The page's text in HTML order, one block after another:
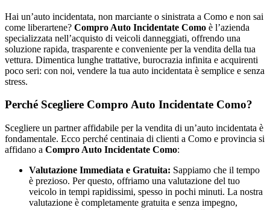
Hai un’auto incidentata, non marciante o sinistrata a Como e non sai
come liberartene? Compro Auto Incidentate Como è l’azienda
specializzata nell’acquisto di veicoli danneggiati, offrendo una
soluzione rapida, trasparente e conveniente per la vendita della tua
vettura. Dimentica lunghe trattative, burocrazia infinita e acquirenti
poco seri: con noi, vendere la tua auto incidentata è semplice e senza
stress.
Perché Scegliere Compro Auto Incidentate Como?
Scegliere un partner affidabile per la vendita di un’auto incidentata è
fondamentale. Ecco perché centinaia di clienti a Como e provincia si
affidano a Compro Auto Incidentate Como:
Valutazione Immediata e Gratuita: Sappiamo che il tempo
è prezioso. Per questo, offriamo una valutazione del tuo
veicolo in tempi rapidissimi, spesso in pochi minuti. La nostra
valutazione è completamente gratuita e senza impegno,